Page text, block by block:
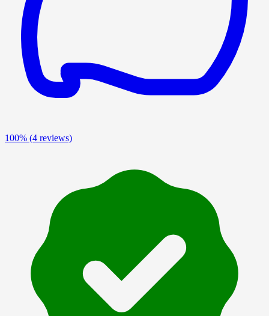
100% (4 reviews)